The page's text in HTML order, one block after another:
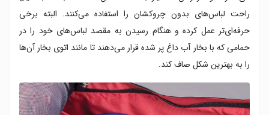
راحت لباس‌های بدون چروکشان را استفاده می‌کنند. البته برخی
حرفه‌ای‌تر عمل کرده و هنگام رسیدن به مقصد لباس‌های خود را در
حمامی که با بخار آب داغ پر شده قرار می‌دهند تا مانند اتوی بخار آن‌ها
را به بهترین شکل صاف کند.